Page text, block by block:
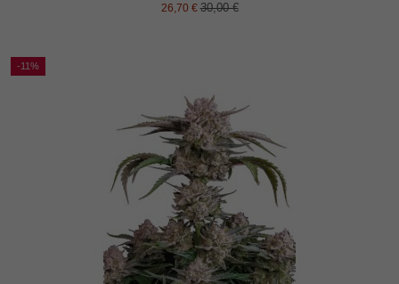
26,70 €30,00 €
-11%